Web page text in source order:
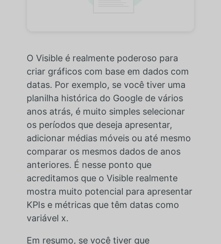
O Visible é realmente poderoso para
criar gráficos com base em dados com
datas. Por exemplo, se você tiver uma
planilha histórica do Google de vários
anos atrás, é muito simples selecionar
os períodos que deseja apresentar,
adicionar médias móveis ou até mesmo
comparar os mesmos dados de anos
anteriores. É nesse ponto que
acreditamos que o Visible realmente
mostra muito potencial para apresentar
KPIs e métricas que têm datas como
variável x.
Em resumo, se você tiver que